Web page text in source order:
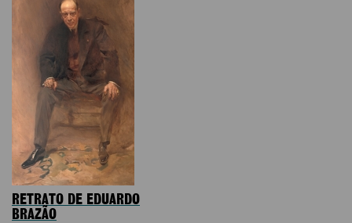
RETRATO DE EDUARDO
BRAZÃO